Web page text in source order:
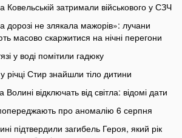
Ковельській затримали військового у СЗЧ
дорозі не злякала мажорів»: лучани
масово скаржитися на нічні перегони
у воді помітили гадюку
річці Стир знайшли тіло дитини
відключать від світла: відомі дати
про аномалію 6 серпня
підтвердили загибель Героя, який рік